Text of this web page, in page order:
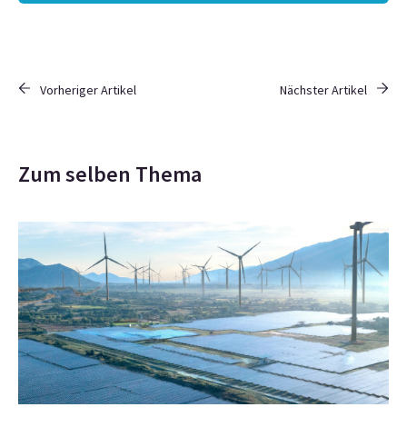
Vorheriger Artikel Nächster Artikel
Zum selben Thema